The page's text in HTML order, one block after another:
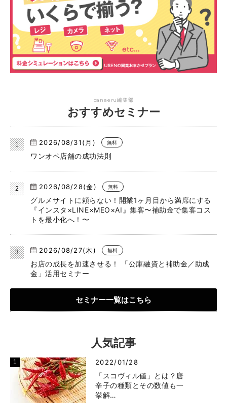
canaeru編集部
おすすめセミナー
2026/08/31(月) 無料
ワンオペ店舗の成功法則
2026/08/28(金) 無料
グルメサイトに頼らない！開業1ヶ月目から満席にする
『インスタ×LINE×MEO×AI』集客〜補助金で集客コス
トを最小化へ！〜
2026/08/27(木) 無料
お店の成長を加速させる！ 「公庫融資と補助金／助成
金」活用セミナー
セミナー一覧はこちら
人気記事
2022/01/28
「スコヴィル値」とは？唐
辛子の種類とその数値も一
挙解…